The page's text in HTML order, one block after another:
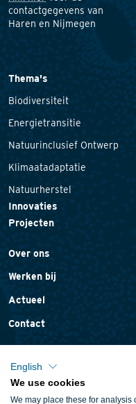
contactgegevens van
Haren en Nijmegen
Thema's
Biodiversiteit
Energietransitie
Natuurinclusief Ontwerp
Klimaatadaptatie
Natuurherstel
Innovaties
Projecten
Over ons
Werken bij
Actueel
Contact
English
We use cookies
We may place these for analysis